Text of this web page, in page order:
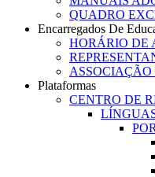
QUADRO
Encarregados De
HORÁRIO DE
ASSOCIAÇÃO
Plataformas
CENTRO DE